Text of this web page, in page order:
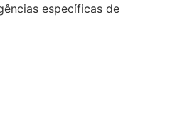
específicas de